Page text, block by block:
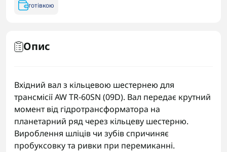
готівкою
Опис
Вхідний вал з кільцевою шестернею для
трансмісії AW TR-60SN (09D). Вал передає крутний
момент від гідротрансформатора на
планетарний ряд через кільцеву шестерню.
Вироблення шліців чи зубів спричиняє
пробуксовку та ривки при перемиканні.